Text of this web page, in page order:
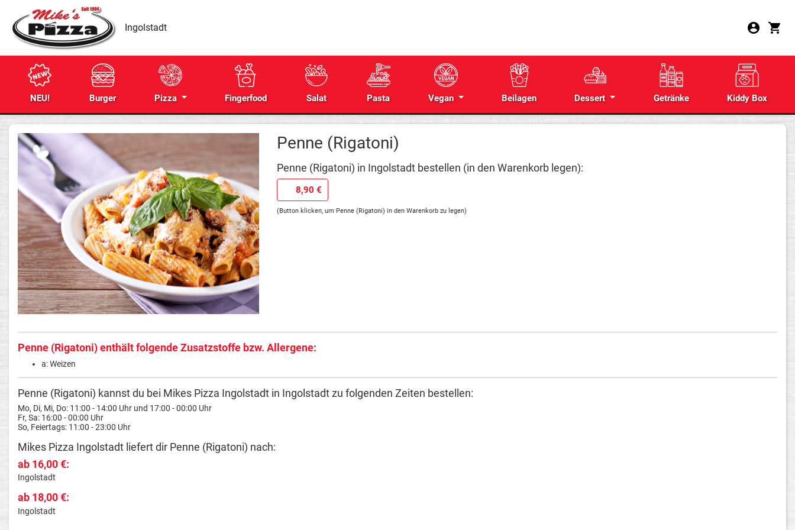
Ingolstadt
NEU! Burger Pizza Fingerfood Salat Pasta Vegan Beilagen Dessert Getränke Kiddy Box
Penne (Rigatoni)
Penne (Rigatoni) in Ingolstadt bestellen (in den Warenkorb legen):
8,90 €
(Button klicken, um Penne (Rigatoni) in den Warenkorb zu legen)
Penne (Rigatoni) enthält folgende Zusatzstoffe bzw. Allergene:
a: Weizen
Penne (Rigatoni) kannst du bei Mikes Pizza Ingolstadt in Ingolstadt zu folgenden Zeiten bestellen:
Mo, Di, Mi, Do: 11:00 - 14:00 Uhr und 17:00 - 00:00 Uhr
Fr, Sa: 16:00 - 00:00 Uhr
So, Feiertags: 11:00 - 23:00 Uhr
Mikes Pizza Ingolstadt liefert dir Penne (Rigatoni) nach:
ab 16,00 €:
Ingolstadt
ab 18,00 €:
Ingolstadt